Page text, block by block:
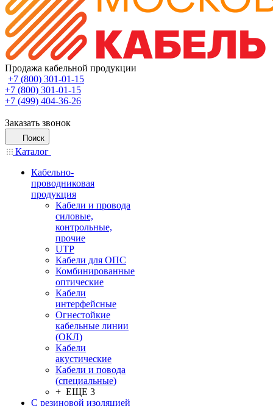
Продажа кабельной продукции
+7 (800) 301-01-15
+7 (800) 301-01-15
+7 (499) 404-36-26
Заказать звонок
Поиск
Каталог
Кабельно-
проводниковая
продукция
Кабели и провода
силовые,
контрольные,
прочие
UTP
Кабели для ОПС
Комбинированные
оптические
Кабели
интерфейсные
Огнестойкие
кабельные линии
(ОКЛ)
Кабели
акустические
Кабели и повода
(специальные)
+ ЕЩЕ 3
С резиновой изоляцией